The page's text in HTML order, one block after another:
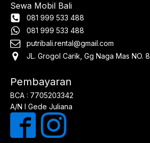
Sewa Mobil Bali
081 999 533 488
081 999 533 488
putribali.rental@gmail.com
JL. Grogol Carik, Gg Naga Mas NO. 8
Pembayaran
BCA : 7705203342
A/N I Gede Juliana